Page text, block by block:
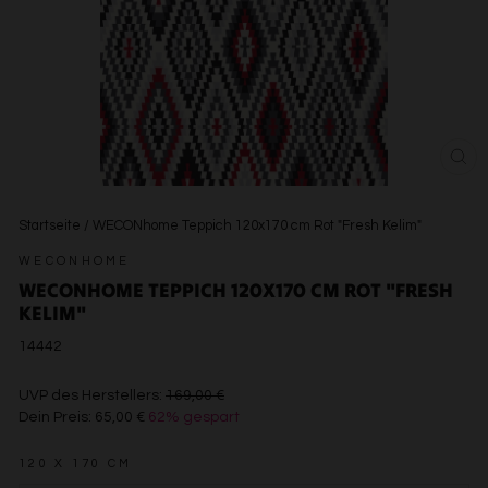
Startseite / WECONhome Teppich 120x170 cm Rot "Fresh Kelim"
WECONHOME
WECONHOME TEPPICH 120X170 CM ROT "FRESH
KELIM"
14442
UVP des Herstellers: 169,00 €€169,00
Dein Preis: 65,00 € 62% gespart
120 X 170 CM